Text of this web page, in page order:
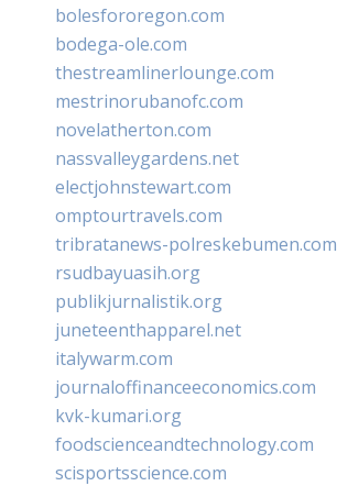
bolesfororegon.com
bodega-ole.com
thestreamlinerlounge.com
mestrinorubanofc.com
novelatherton.com
nassvalleygardens.net
electjohnstewart.com
omptourtravels.com
tribratanews-polreskebumen.com
rsudbayuasih.org
publikjurnalistik.org
juneteenthapparel.net
italywarm.com
journaloffinanceeconomics.com
kvk-kumari.org
foodscienceandtechnology.com
scisportsscience.com